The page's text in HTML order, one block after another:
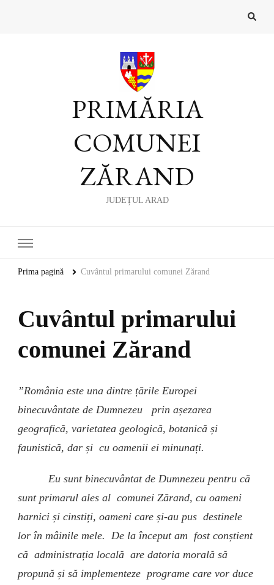
PRIMĂRIA
COMUNEI
ZĂRAND
JUDEȚUL ARAD
Prima pagină Cuvântul primarului comunei Zărand
Cuvântul primarului
comunei Zărand
”România este una dintre țările Europei
binecuvântate de Dumnezeu prin așezarea
geografică, varietatea geologică, botanică și
faunistică, dar și cu oamenii ei minunați.
Eu sunt binecuvântat de Dumnezeu pentru că
sunt primarul ales al comunei Zărand, cu oameni
harnici și cinstiți, oameni care și-au pus destinele
lor în mâinile mele. De la început am fost conștient
că administrația locală are datoria morală să
propună și să implementeze programe care vor duce